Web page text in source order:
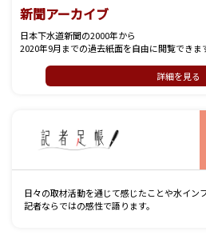
新聞アーカイブ
日本下水道新聞の2000年から
2020年9月までの過去紙面を自由に閲覧できま
詳細を見る
日々の取材活動を通じて感じたことや水イン
記者ならではの感性で語ります。